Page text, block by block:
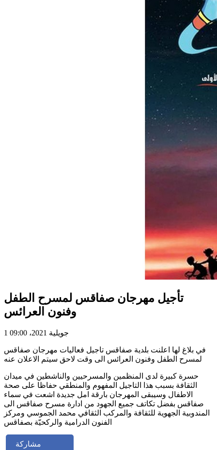
تأجيل مهرجان صفاقس لمسرح الطفل
وفنون العرائس
1 جويلية 2021، 09:00
في بلاغ لها اعلنت بلدية صفاقس تاجيل فعاليات مهرجان صفاقس
لمسرح الطفل وفنون العرائس الى وقت لاحق سيتم الاعلان عنه
حسرة كبيرة لدى المنظمين والمسرحيين والناشطين في ميدان
الثقافة بسبب هذا التاجيل المفهوم والمنطقي حفاظا على صحة
الاطفال وسيبقى المهرجان بارقة امل جديدة اشعت في سماء
صفاقس بفضل تكاتف جميع الجهود من ادارة مسرح صفاقس الى
المندوبية الجهوية للثقافة والمركب الثقافي محمد الجموسي ومركز
الفنون الدرامية والركحيّة بصفاقس
مشاركة